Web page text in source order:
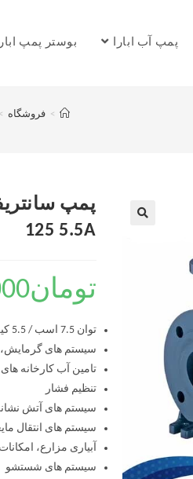
پمپ آب ابارا بوستر پمپ
> فروشگاه >
125 5.5A
تومان
توان 7.5 اسب / 5.5 کیلووات
سیستم های گرمایش،
تامین آب کارخانه
تنظیم فشار
سیستم های آتش
سیستم های انتقال
آبیاری مزارع،
سیستم های شستشو